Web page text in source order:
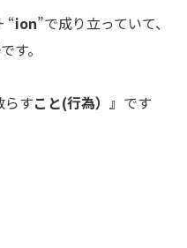
“ion”で成り立っていて、
です。
らすこと(行為） 』です